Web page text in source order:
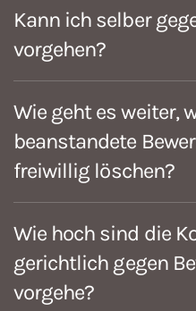
Kann ich selber
vorgehen?
Wie geht es weiter,
beanstandete
freiwillig löschen?
Wie hoch sind die
gerichtlich gegen
vorgehe?